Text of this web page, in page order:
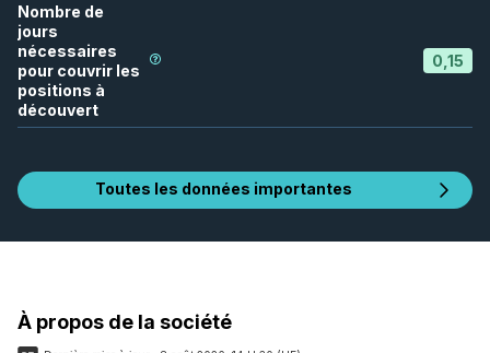
Nombre de
jours
nécessaires
pour couvrir les
positions à
découvert
0,15
Toutes les données importantes
À propos de la société